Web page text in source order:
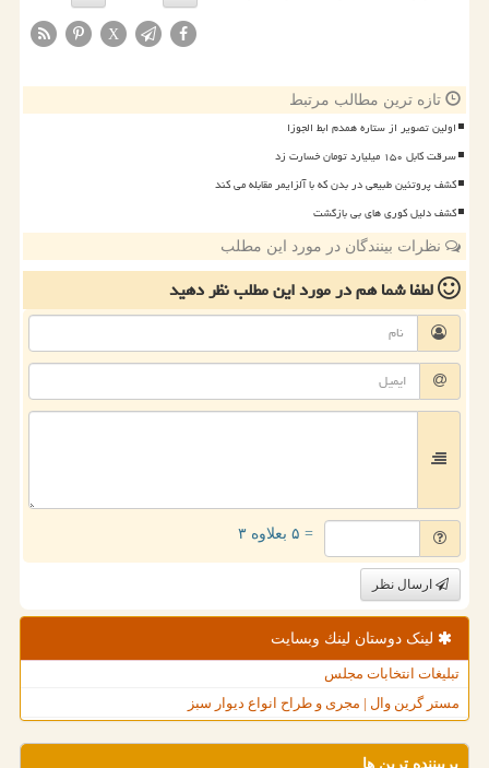
X
تازه ترین مطالب مرتبط
اولین تصویر از ستاره همدم ابط الجوزا
سرقت کابل ۱۵۰ میلیارد تومان خسارت زد
کشف پروتئین طبیعی در بدن که با آلزایمر مقابله می کند
کشف دلیل کوری های بی بازگشت
نظرات بینندگان در مورد این مطلب
لطفا شما همدر مورد این مطلبنظر دهید
= ۵ بعلاوه ۳
ارسال نظر
لینک دوستان لینك وبسایت
تبلیغات انتخابات مجلس
مستر گرین وال | مجری و طراح انواع دیوار سبز
پربیننده ترین ها